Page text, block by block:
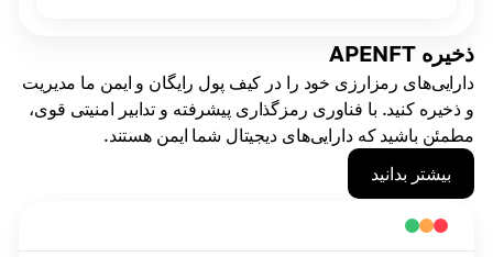
ذخیره APENFT
دارایی‌های رمزارزی خود را در کیف پول رایگان و ایمن ما مدیریت
و ذخیره کنید. با فناوری رمزگذاری پیشرفته و تدابیر امنیتی قوی،
مطمئن باشید که دارایی‌های دیجیتال شما ایمن هستند.
بیشتر بدانید